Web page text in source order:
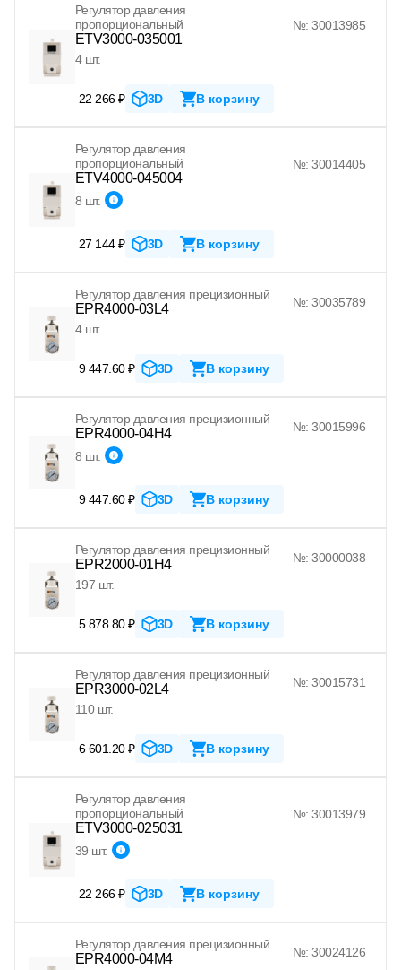
Регулятор давления
пропорциональный
ETV3000-035001
№: 30013985
4 шт.
22 266 ₽ 3D В корзину
Регулятор давления
пропорциональный
ETV4000-045004
№: 30014405
8 шт.
27 144 ₽ 3D В корзину
Регулятор давления прецизионный
EPR4000-03L4
№: 30035789
4 шт.
9 447.60 ₽ 3D В корзину
Регулятор давления прецизионный
EPR4000-04H4 №: 30015996
8 шт.
9 447.60 ₽ 3D В корзину
Регулятор давления прецизионный
EPR2000-01H4
№: 30000038
197 шт.
5 878.80 ₽ 3D В корзину
Регулятор давления прецизионный
EPR3000-02L4
№: 30015731
110 шт.
6 601.20 ₽ 3D В корзину
Регулятор давления
пропорциональный
ETV3000-025031
№: 30013979
39 шт.
22 266 ₽ 3D В корзину
Регулятор давления прецизионный
EPR4000-04M4
№: 30024126